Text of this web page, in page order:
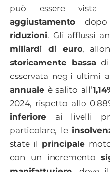
può essere
aggiustamento
riduzioni. Gli afflussi
miliardi di euro,
storicamente bassadi
osservata negli ultimi
annuale è salito all’
2024, rispetto allo
inferiore ai livelli
particolare, le
state il principale
con un incremento